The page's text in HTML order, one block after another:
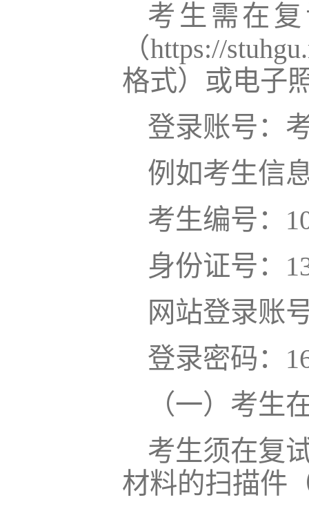
考生需在
（https://
格式）或电子
登录账号：
例如考生信
考生编号：
身份证号：
网站登录账
登录密码：
（一）考生
考生须在复
材料的扫描件